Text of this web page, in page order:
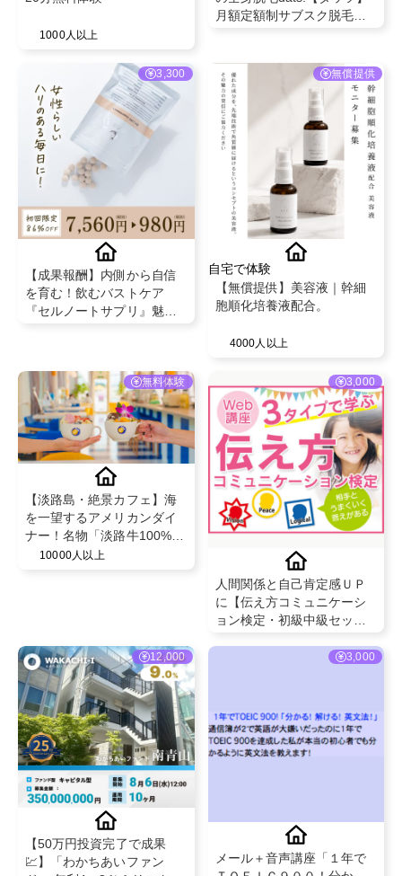
1000人以上
月額定額制サブスク脱毛！
3,300
【成果報酬】内側から自信
を育む！飲むバストケア
『セルノートサプリ』魅力
無償提供
自宅で体験
【無償提供】美容液｜幹細
胞順化培養液配合。
4000人以上
無料体験
【淡路島・絶景カフェ】海
を一望するアメリカンダイ
ナー！名物「淡路牛100%バ
ーガー」や「アサイーボウ
10000人以上
3,000
人間関係と自己肯定感ＵＰ
に【伝え方コミュニケーシ
ョン検定・初級中級セッ
12,000
【50万円投資完了で成果
💹】「わかちあいファン
3,000
メール＋音声講座「１年で